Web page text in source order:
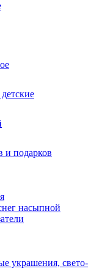
и подарков
насыпной
украшения, свето-